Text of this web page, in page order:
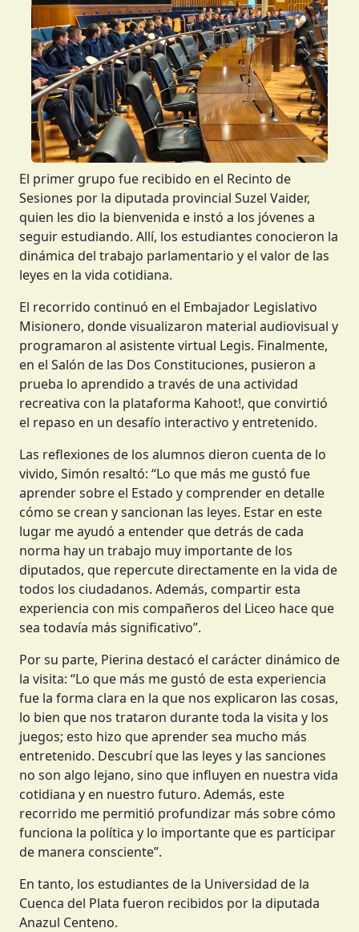
Anterior
El primer grupo fue recibido en el Recinto de
Sesiones por la diputada provincial Suzel Vaider,
quien les dio la bienvenida e instó a los jóvenes a
seguir estudiando. Allí, los estudiantes conocieron la
dinámica del trabajo parlamentario y el valor de las
leyes en la vida cotidiana.
El recorrido continuó en el Embajador Legislativo
Misionero, donde visualizaron material audiovisual y
programaron al asistente virtual Legis. Finalmente,
en el Salón de las Dos Constituciones, pusieron a
prueba lo aprendido a través de una actividad
recreativa con la plataforma Kahoot!, que convirtió
el repaso en un desafío interactivo y entretenido.
Las reflexiones de los alumnos dieron cuenta de lo
vivido, Simón resaltó: “Lo que más me gustó fue
aprender sobre el Estado y comprender en detalle
cómo se crean y sancionan las leyes. Estar en este
lugar me ayudó a entender que detrás de cada
norma hay un trabajo muy importante de los
diputados, que repercute directamente en la vida de
todos los ciudadanos. Además, compartir esta
experiencia con mis compañeros del Liceo hace que
sea todavía más significativo”.
Por su parte, Pierina destacó el carácter dinámico de
la visita: “Lo que más me gustó de esta experiencia
fue la forma clara en la que nos explicaron las cosas,
lo bien que nos trataron durante toda la visita y los
juegos; esto hizo que aprender sea mucho más
entretenido. Descubrí que las leyes y las sanciones
no son algo lejano, sino que influyen en nuestra vida
cotidiana y en nuestro futuro. Además, este
recorrido me permitió profundizar más sobre cómo
funciona la política y lo importante que es participar
de manera consciente”.
En tanto, los estudiantes de la Universidad de la
Cuenca del Plata fueron recibidos por la diputada
Anazul Centeno.